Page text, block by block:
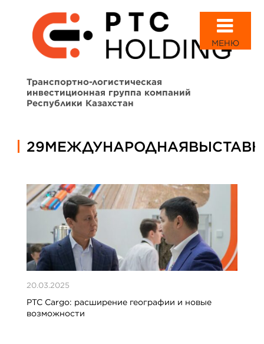
МЕНЮ
Транспортно-логистическая
инвестиционная группа компаний
Республики Казахстан
20.03.2025
PTC Cargo: расширение географии и новые
возможности